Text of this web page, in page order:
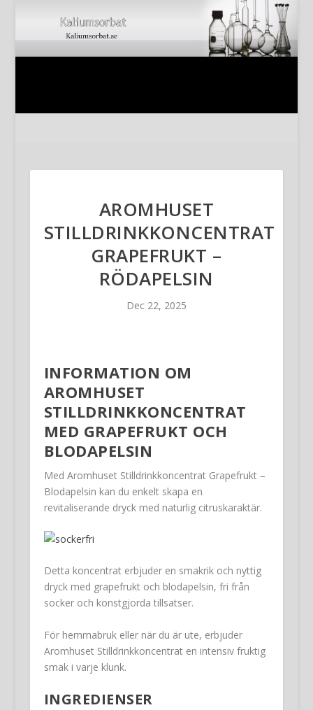
AROMHUSET
STILLDRINKKONCENTRAT
GRAPEFRUKT –
RÖDAPELSIN
Dec 22, 2025
INFORMATION OM
AROMHUSET
STILLDRINKKONCENTRAT
MED GRAPEFRUKT OCH
BLODAPELSIN
Med Aromhuset Stilldrinkkoncentrat Grapefrukt –
Blodapelsin kan du enkelt skapa en
revitaliserande dryck med naturlig citruskaraktär.
Detta koncentrat erbjuder en smakrik och nyttig
dryck med grapefrukt och blodapelsin, fri från
socker och konstgjorda tillsatser.
För hemmabruk eller när du är ute, erbjuder
Aromhuset Stilldrinkkoncentrat en intensiv fruktig
smak i varje klunk.
INGREDIENSER